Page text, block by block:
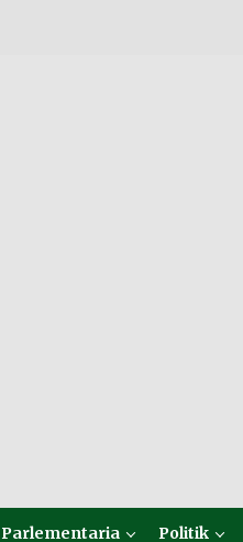
Parlementaria Politik